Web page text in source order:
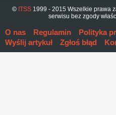
© ITSS 1999 - 2015 Wszelkie prawa
serwisu bez zgody
O nas Regulamin Polityka
Wyślij artykuł
Zgłoś błąd